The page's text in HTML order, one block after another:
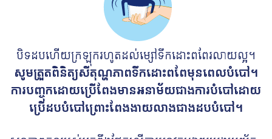
បិទដបហើយក្រឡុករហូតដល់ម្សៅទឹកដោះពពែរលាយល្អ។
សូមត្រួតពិនិត្យសីតុណ្ហភាពទឹកដោះពពែមុនពេលបំបៅ។
ការបញ្ចុកដោយប្រើពែងមានអនាម័យជាងការបំបៅដោយ
ប្រើដបបំបៅព្រោះពែងងាយលាងជាងដបបំបៅ។